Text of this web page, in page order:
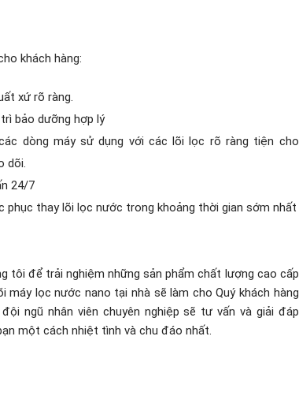
khách hàng:
xứ rõ ràng.
bảo dưỡng hợp lý
dòng máy sử dụng với các lõi lọc rõ ràng tiện cho
dõi.
24/7
phục thay lõi lọc nước trong khoảng thời gian sớm nhất
tôi để trải nghiệm những sản phẩm chất lượng cao cấp
máy lọc nước nano tại nhà sẽ làm cho Quý khách hàng
ngũ nhân viên chuyên nghiệp sẽ tư vấn và giải đáp
một cách nhiệt tình và chu đáo nhất.